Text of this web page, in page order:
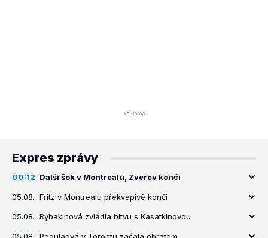
Expres zprávy
00:12 Další šok v Montrealu, Zverev končí
05.08. Fritz v Montrealu překvapivě končí
05.08. Rybakinová zvládla bitvu s Kasatkinovou